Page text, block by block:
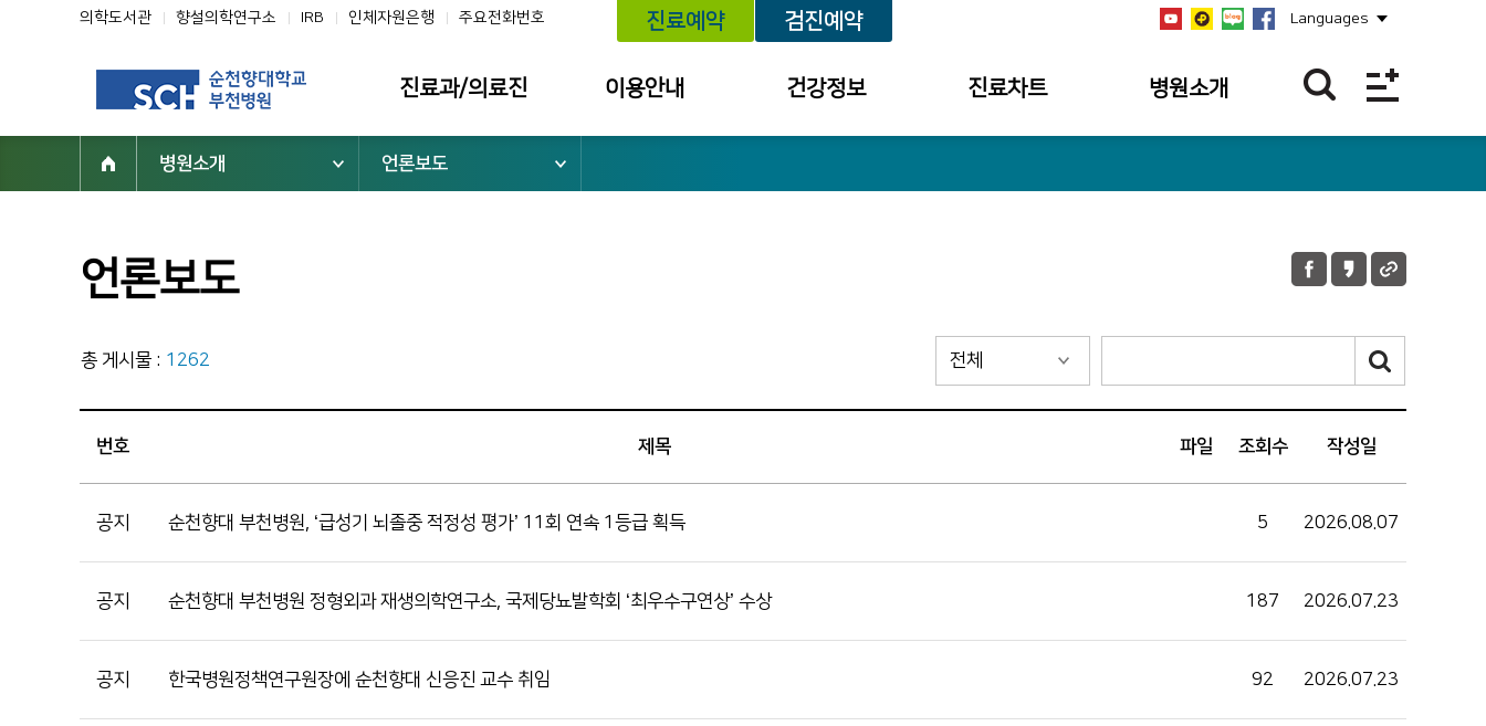
의학도서관 향설의학연구소 IRB 인체자원은행 주요전화번호 진료예약 검진예약 Languages
진료과/의료진
진료과
진료협력센터
진료지원부서
의학도서관
이용안내
위치 안내
병문안 안내
간호간병통합서비스
수납창구 안내
서류발급 안내
전화번호 안내
장례식장 안내
모바일 앱
건강정보
건강정보
진료차트
예약내역
검진 결과 내역
건강상담 내역조회
칭찬사연 내역
병원소개
병원개요
안전보건경영방침
사회공헌
언론보도
인재채용
순천향 네트워크
1899-5700
병원소개 언론보도
언론보도
총 게시물 : 1262
번호 제목 파일 조회수 작성일
공지 순천향대 부천병원, ‘급성기 뇌졸중 적정성 평가’ 11회 연속 1등급 획득 5 2026.08.07
공지 순천향대 부천병원 정형외과 재생의학연구소, 국제당뇨발학회 ‘최우수구연상’ 수상 187 2026.07.23
공지 한국병원정책연구원장에 순천향대 신응진 교수 취임 92 2026.07.23